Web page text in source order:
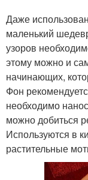
Даже
маленький
узоров
этому можно и
начинающих,
Фон
необходимо
можно добиться
Используются в
растительные